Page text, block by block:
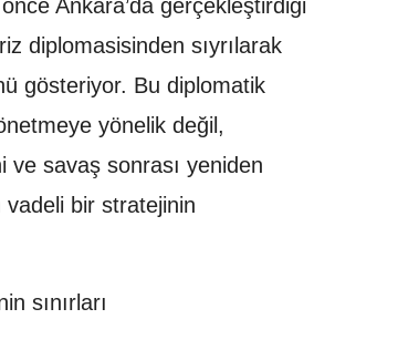
Ankara’da gerçekleştirdiği
diplomasisinden sıyrılarak
gösteriyor. Bu diplomatik
yönelik değil,
ve savaş sonrası yeniden
vadeli bir stratejinin
sınırları